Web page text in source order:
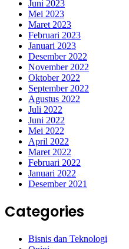
Juni 2023
Mei 2023
Maret 2023
Februari 2023
Januari 2023
Desember 2022
November 2022
Oktober 2022
September 2022
Agustus 2022
Juli 2022
Juni 2022
Mei 2022
April 2022
Maret 2022
Februari 2022
Januari 2022
Desember 2021
Categories
Bisnis dan Teknologi